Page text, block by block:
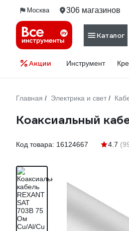
Москва 306 магазинов
Каталог
Акции Инструмент
Главная / Электрика и свет /
Коаксиальный
Код товара: 16124667 4.7